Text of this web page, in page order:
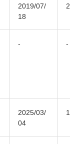
2019/07/
18
- -
2025/03/
04